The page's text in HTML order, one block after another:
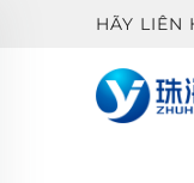
HÃY LIÊN